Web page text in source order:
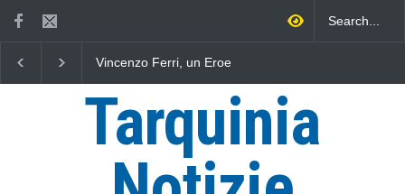
Vincenzo Ferri, un Eroe
dell'addizionale
stangata per i
Tarquinia